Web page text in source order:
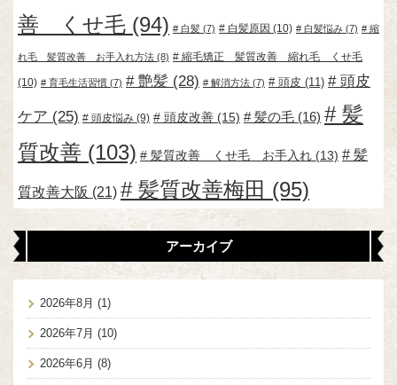
善 くせ毛 (94) 白髪 (7) 白髪原因 (10) 白髪悩み (7) 縮
れ毛 髪質改善 お手入れ方法 (8) 縮毛矯正 髪質改善 縮れ毛 くせ毛
(10) 育毛生活習慣 (7) 艶髪 (28) 解消方法 (7) 頭皮 (11) 頭皮
ケア (25) 頭皮悩み (9) 頭皮改善 (15) 髪の毛 (16)
髪
質改善 (103) 髪質改善 くせ毛 お手入れ (13) 髪
質改善大阪 (21) 髪質改善梅田 (95)
アーカイブ
2026年8月 (1)
2026年7月 (10)
2026年6月 (8)